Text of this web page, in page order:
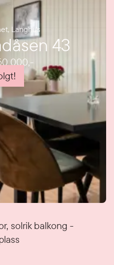
, Langhus
43
000,-
solrik balkong -